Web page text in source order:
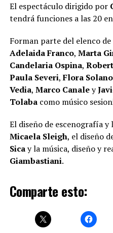
El espectáculo dirigido por
tendrá funciones a las 20
Forman parte del elenco
Adelaida Franco, Marta
Candelaria Ospina,
Paula Severi,Flora Solano
Vedia, Marco Canaley
Tolabacomo músico
El diseño de escenografía y
Micaela Sleigh, el diseño
Sicay la música, diseño y
Giambastiani.
Comparte esto: